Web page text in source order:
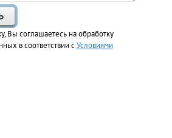
Вы соглашаетесь на обработку
в соответствии сУсловиями